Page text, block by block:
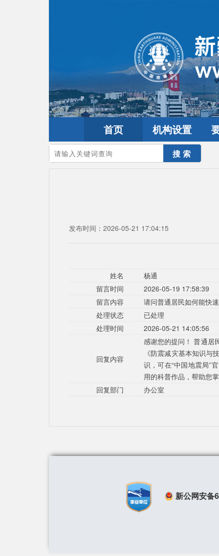
首页 机构设置
您的当前位置：首页>互动交流
发布时间：2026-05-21 17:04:15
姓名
杨通
留言时间
2026-05-19 17:58:39
留言内容
请问普通居民如何能快
处理状态
已处理
处理时间
2026-05-21 14:05:56
回复内容
感谢您的提问！ 普通居
《防震减灾基本知识
识，可在“中国地震局”
用的科普作品，帮助您
回复部门
办公室
新公网安备